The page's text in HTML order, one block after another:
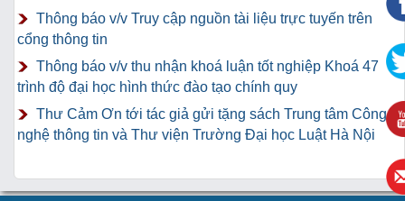
Thông báo v/v Truy cập nguồn tài liệu trực tuyến trên
cổng thông tin
Thông báo v/v thu nhận khoá luận tốt nghiệp Khoá 47
trình độ đại học hình thức đào tạo chính quy
Thư Cảm Ơn tới tác giả gửi tặng sách Trung tâm Công
nghệ thông tin và Thư viện Trường Đại học Luật Hà Nội